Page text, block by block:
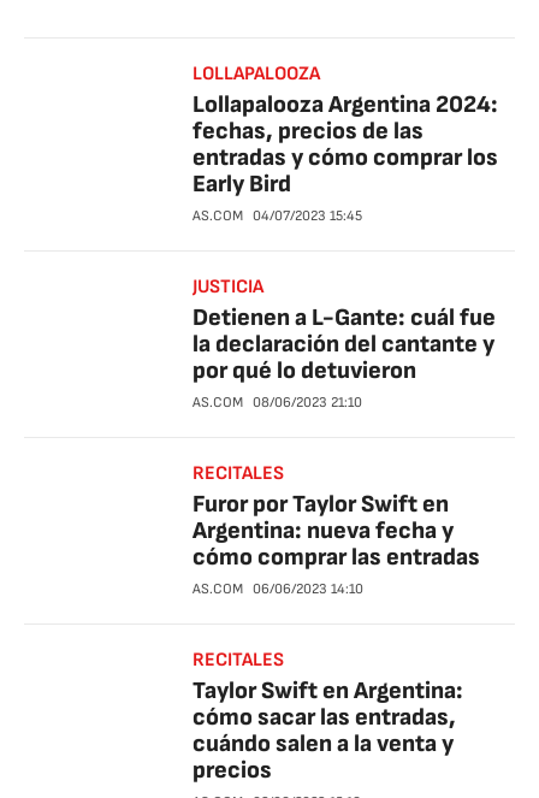
LOLLAPALOOZA
Lollapalooza Argentina 2024:
fechas, precios de las
entradas y cómo comprar los
Early Bird
AS.COM 04/07/2023 15:45
JUSTICIA
Detienen a L-Gante: cuál fue
la declaración del cantante y
por qué lo detuvieron
AS.COM 08/06/2023 21:10
RECITALES
Furor por Taylor Swift en
Argentina: nueva fecha y
cómo comprar las entradas
AS.COM 06/06/2023 14:10
RECITALES
Taylor Swift en Argentina:
cómo sacar las entradas,
cuándo salen a la venta y
precios